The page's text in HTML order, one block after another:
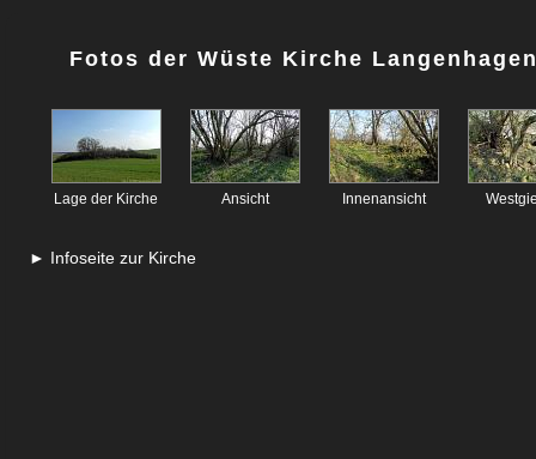
Fotos der Wüste Kirche
Lage der Kirche Ansicht Innenansicht
► Infoseite zur Kirche